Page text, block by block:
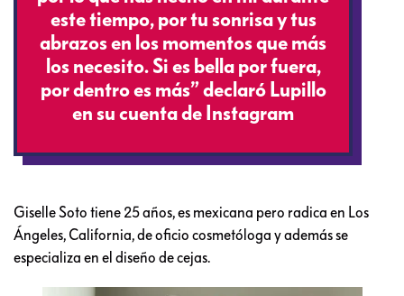
este tiempo, por tu sonrisa y tus
abrazos en los momentos que más
los necesito. Si es bella por fuera,
por dentro es más” declaró Lupillo
en su cuenta de Instagram
Giselle Soto tiene 25 años, es mexicana pero radica en Los
Ángeles, California, de oficio cosmetóloga y además se
especializa en el diseño de cejas.